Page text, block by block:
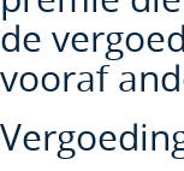
de
vooraf